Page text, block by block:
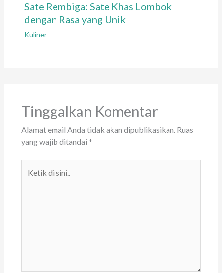
Sate Rembiga: Sate Khas Lombok
dengan Rasa yang Unik
Kuliner
Tinggalkan Komentar
Alamat email Anda tidak akan dipublikasikan. Ruas
yang wajib ditandai *